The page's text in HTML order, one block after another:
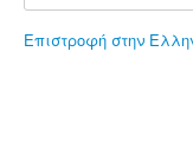
Επιστροφή στην